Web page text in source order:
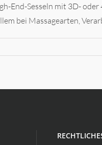
End-Sesseln mit 3D-
bei Massagearten,